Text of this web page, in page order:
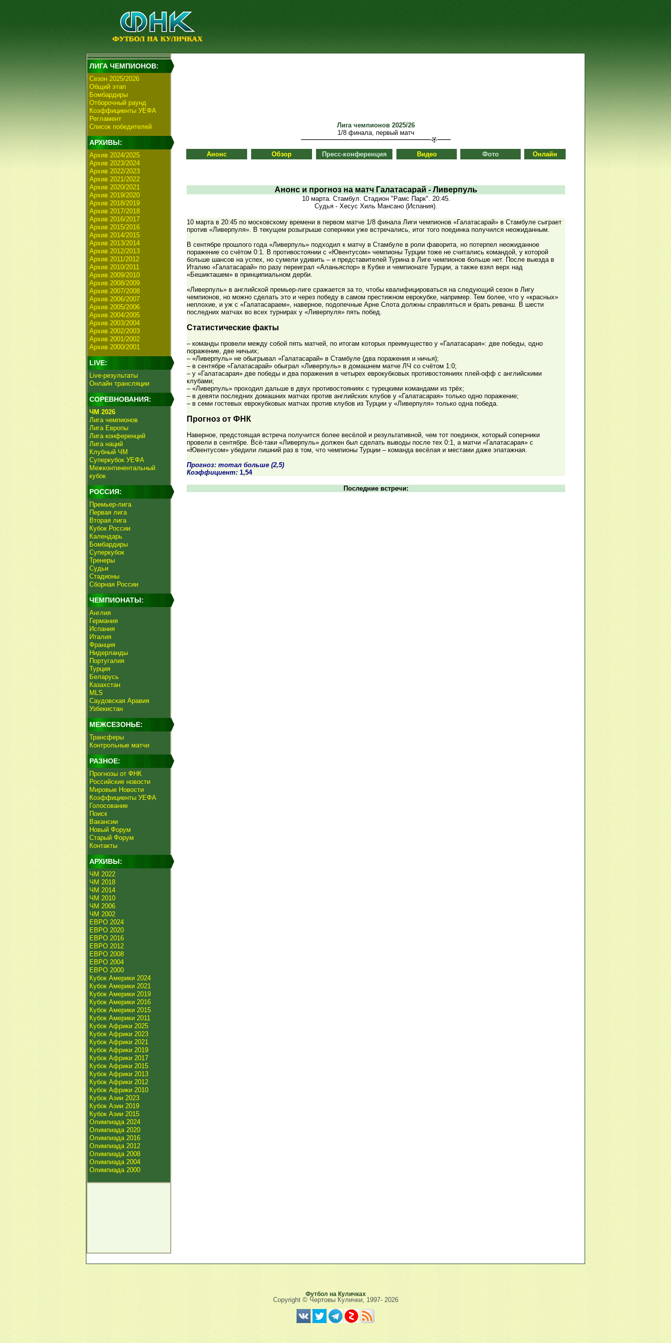
ЛИГА ЧЕМПИОНОВ:
Сезон 2025/2026
Общий этап
Бомбардиры
Отборочный раунд
Коэффициенты УЕФА
Регламент
Список победителей
АРХИВЫ:
Архив 2024/2025
Архив 2023/2024
Архив 2022/2023
Архив 2021/2022
Архив 2020/2021
Архив 2019/2020
Архив 2018/2019
Архив 2017/2018
Архив 2016/2017
Архив 2015/2016
Архив 2014/2015
Архив 2013/2014
Архив 2012/2013
Архив 2011/2012
Архив 2010/2011
Архив 2009/2010
Архив 2008/2009
Архив 2007/2008
Архив 2006/2007
Архив 2005/2006
Архив 2004/2005
Архив 2003/2004
Архив 2002/2003
Архив 2001/2002
Архив 2000/2001
LIVE:
Live-результаты
Онлайн трансляции
СОРЕВНОВАНИЯ:
ЧМ 2026
Лига чемпионов
Лига Европы
Лига конференций
Лига наций
Клубный ЧМ
Суперкубок УЕФА
Межконтинентальный
кубок
РОССИЯ:
Премьер-лига
Первая лига
Вторая лига
Кубок России
Календарь
Бомбардиры
Суперкубок
Тренеры
Судьи
Стадионы
Сборная России
ЧЕМПИОНАТЫ:
Англия
Германия
Испания
Италия
Франция
Нидерланды
Португалия
Турция
Беларусь
Казахстан
MLS
Саудовская Аравия
Узбекистан
МЕЖСЕЗОНЬЕ:
Трансферы
Контрольные матчи
РАЗНОЕ:
Прогнозы от ФНК
Российские новости
Мировые Новости
Коэффициенты УЕФА
Голосование
Поиск
Вакансии
Новый Форум
Старый Форум
Контакты
АРХИВЫ:
ЧМ 2022
ЧМ 2018
ЧМ 2014
ЧМ 2010
ЧМ 2006
ЧМ 2002
ЕВРО 2024
ЕВРО 2020
ЕВРО 2016
ЕВРО 2012
ЕВРО 2008
ЕВРО 2004
ЕВРО 2000
Кубок Америки 2024
Кубок Америки 2021
Кубок Америки 2019
Кубок Америки 2016
Кубок Америки 2015
Кубок Америки 2011
Кубок Африки 2025
Кубок Африки 2023
Кубок Африки 2021
Кубок Африки 2019
Кубок Африки 2017
Кубок Африки 2015
Кубок Африки 2013
Кубок Африки 2012
Кубок Африки 2010
Кубок Азии 2023
Кубок Азии 2019
Кубок Азии 2015
Олимпиада 2024
Олимпиада 2020
Олимпиада 2016
Олимпиада 2012
Олимпиада 2008
Олимпиада 2004
Олимпиада 2000
Лига чемпионов 2025/26
1/8 финала, первый матч
Анонс Обзор Пресс-конференция Видео Фото Онлайн
Анонс и прогноз на матч Галатасарай - Ливерпуль
10 марта. Стамбул. Стадион "Рамс Парк". 20:45.
Судья - Хесус Хиль Мансано (Испания).
10 марта в 20:45 по московскому времени в первом матче 1/8 финала Лиги чемпионов «Галатасарай» в Стамбуле сыграет
против «Ливерпуля». В текущем розыгрыше соперники уже встречались, итог того поединка получился неожиданным.
В сентябре прошлого года «Ливерпуль» подходил к матчу в Стамбуле в роли фаворита, но потерпел неожиданное
поражение со счётом 0:1. В противостоянии с «Ювентусом» чемпионы Турции тоже не считались командой, у которой
больше шансов на успех, но сумели удивить – и представителей Турина в Лиге чемпионов больше нет. После выезда в
Италию «Галатасарай» по разу переиграл «Аланьяспор» в Кубке и чемпионате Турции, а также взял верх над
«Бешикташем» в принципиальном дерби.
«Ливерпуль» в английской премьер-лиге сражается за то, чтобы квалифицироваться на следующий сезон в Лигу
чемпионов, но можно сделать это и через победу в самом престижном еврокубке, например. Тем более, что у «красных»
неплохие, и уж с «Галатасараем», наверное, подопечные Арне Слота должны справляться и брать реванш. В шести
последних матчах во всех турнирах у «Ливерпуля» пять побед.
Статистические факты
– команды провели между собой пять матчей, по итогам которых преимущество у «Галатасарая»: две победы, одно
поражение, две ничьих;
– «Ливерпуль» не обыгрывал «Галатасарай» в Стамбуле (два поражения и ничья);
– в сентябре «Галатасарай» обыграл «Ливерпуль» в домашнем матче ЛЧ со счётом 1:0;
– у «Галатасарая» две победы и два поражения в четырех еврокубковых противостояниях плей-офф с английскими
клубами;
– «Ливерпуль» проходил дальше в двух противостояниях с турецкими командами из трёх;
– в девяти последних домашних матчах против английских клубов у «Галатасарая» только одно поражение;
– в семи гостевых еврокубковых матчах против клубов из Турции у «Ливерпуля» только одна победа.
Прогноз от ФНК
Наверное, предстоящая встреча получится более весёлой и результативной, чем тот поединок, который соперники
провели в сентябре. Всё-таки «Ливерпуль» должен был сделать выводы после тех 0:1, а матчи «Галатасарая» с
«Ювентусом» убедили лишний раз в том, что чемпионы Турции – команда весёлая и местами даже эпатажная.
Прогноз: тотал больше (2,5)
Коэффициент: 1,54
Последние встречи:
Футбол на Куличках
Copyright © Чертовы Кулички, 1997- 2026